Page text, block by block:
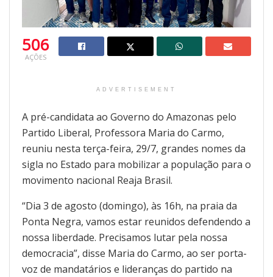
506
AÇÕES
ADVERTISEMENT
A pré-candidata ao Governo do Amazonas pelo
Partido Liberal, Professora Maria do Carmo,
reuniu nesta terça-feira, 29/7, grandes nomes da
sigla no Estado para mobilizar a população para o
movimento nacional Reaja Brasil.
“Dia 3 de agosto (domingo), às 16h, na praia da
Ponta Negra, vamos estar reunidos defendendo a
nossa liberdade. Precisamos lutar pela nossa
democracia”, disse Maria do Carmo, ao ser porta-
voz de mandatários e lideranças do partido na